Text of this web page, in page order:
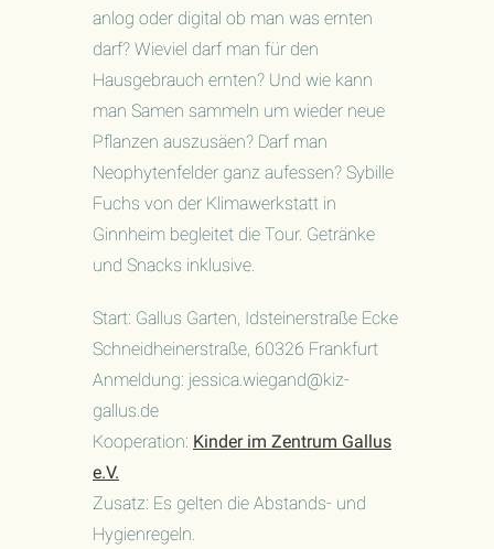
anlog oder digital ob man was ernten
darf? Wieviel darf man für den
Hausgebrauch ernten? Und wie kann
man Samen sammeln um wieder neue
Pflanzen auszusäen? Darf man
Neophytenfelder ganz aufessen? Sybille
Fuchs von der Klimawerkstatt in
Ginnheim begleitet die Tour. Getränke
und Snacks inklusive.
Start: Gallus Garten, Idsteinerstraße Ecke
Schneidheinerstraße, 60326 Frankfurt
Anmeldung: jessica.wiegand@kiz-
gallus.de
Kooperation: Kinder im Zentrum Gallus
e.V.
Zusatz: Es gelten die Abstands- und
Hygienregeln.